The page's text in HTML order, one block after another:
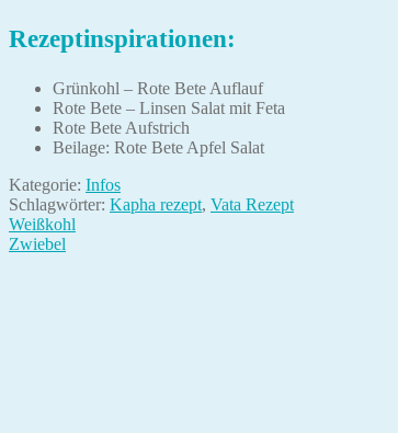
Rezeptinspirationen:
Grünkohl – Rote Bete Auflauf
Rote Bete – Linsen Salat mit Feta
Rote Bete Aufstrich
Beilage: Rote Bete Apfel Salat
Kategorie: Infos
Schlagwörter: Kapha rezept, Vata Rezept
Beitragsnavigation
Vorheriger
Beitrag:
Weißkohl
Nächster
Zwiebel